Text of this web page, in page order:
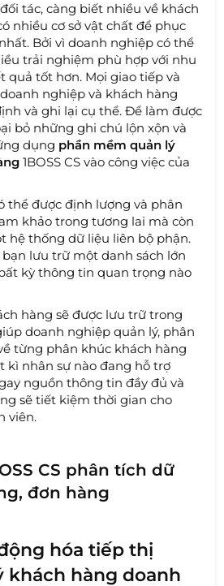
tác, càng biết nhiều về khách
nhiều cơ sở vật chất để phục
Bởi vì doanh nghiệp có thể
trải nghiệm phù hợp với nhu
quả tốt hơn. Mọi giao tiếp và
nghiệp và khách hàng
và ghi lại cụ thể. Để làm được
bỏ những ghi chú lộn xộn và
dụng phần mềm quản lý
1BOSS CS vào công việc của
thể được định lượng và phân
khảo trong tương lai mà còn
hệ thống dữ liệu liên bộ phận.
bạn lưu trữ một danh sách lớn
kỳ thông tin quan trọng nào
hàng sẽ được lưu trữ trong
doanh nghiệp quản lý, phân
từng phân khúc khách hàng
kì nhân sự nào đang hỗ trợ
nguồn thông tin đầy đủ và
sẽ tiết kiệm thời gian cho
viên.
CS phân tích dữ
đơn hàng
hóa tiếp thị
khách hàng doanh